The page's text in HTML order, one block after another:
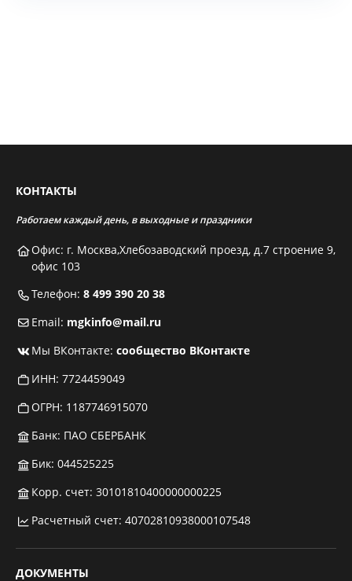
КОНТАКТЫ
Работаем каждый день, в выходные и праздники
Офис: г. Москва,Хлебозаводский проезд, д.7 строение 9,
офис 103
Телефон: 8 499 390 20 38
Email: mgkinfo@mail.ru
Мы ВКонтакте: сообщество ВКонтакте
ИНН: 7724459049
ОГРН: 1187746915070
Банк: ПАО СБЕРБАНК
Бик: 044525225
Корр. счет: 30101810400000000225
Расчетный счет: 40702810938000107548
ДОКУМЕНТЫ